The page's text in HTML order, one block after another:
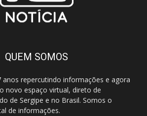
QUEM SOMOS
anos repercutindo informações e agora
novo espaço virtual, direto de
de Sergipe e no Brasil. Somos o
de informações.